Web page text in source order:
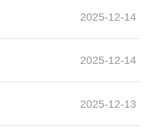
2025-12-14
2025-12-14
2025-12-13